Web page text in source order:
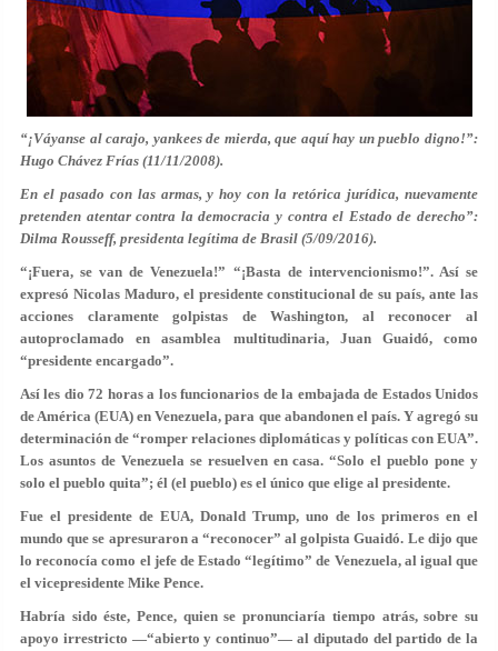
“¡Váyanse al carajo, yankees de mierda, que aquí hay un pueblo digno!”:
Hugo Chávez Frías (11/11/2008).
En el pasado con las armas, y hoy con la retórica jurídica, nuevamente
pretenden atentar contra la democracia y contra el Estado de derecho”:
Dilma Rousseff, presidenta legítima de Brasil (5/09/2016).
“¡Fuera, se van de Venezuela!” “¡Basta de intervencionismo!”. Así se
expresó Nicolas Maduro, el presidente constitucional de su país, ante las
acciones claramente golpistas de Washington, al reconocer al
autoproclamado en asamblea multitudinaria, Juan Guaidó, como
“presidente encargado”.
Así les dio 72 horas a los funcionarios de la embajada de Estados Unidos
de América (EUA) en Venezuela, para que abandonen el país. Y agregó su
determinación de “romper relaciones diplomáticas y políticas con EUA”.
Los asuntos de Venezuela se resuelven en casa. “Solo el pueblo pone y
solo el pueblo quita”; él (el pueblo) es el único que elige al presidente.
Fue el presidente de EUA, Donald Trump, uno de los primeros en el
mundo que se apresuraron a “reconocer” al golpista Guaidó. Le dijo que
lo reconocía como el jefe de Estado “legítimo” de Venezuela, al igual que
el vicepresidente Mike Pence.
Habría sido éste, Pence, quien se pronunciaría tiempo atrás, sobre su
apoyo irrestricto —“abierto y continuo”— al diputado del partido de la